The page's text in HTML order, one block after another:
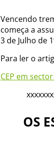
Vencendo
começa a
3 de Julho de
Para ler o
CEP em
OS